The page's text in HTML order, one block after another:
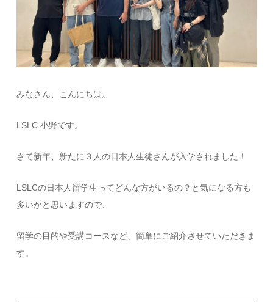
みなさん、こんにちは。
LSLC 小野です。
さて新年、新たに３人の日本人生徒さんが入学されました！
LSLCの日本人留学生ってどんな方がいるの？と気になる方も
多いかと思いますので、
留学の目的や受講コースなど、簡単にご紹介させていただきま
す。